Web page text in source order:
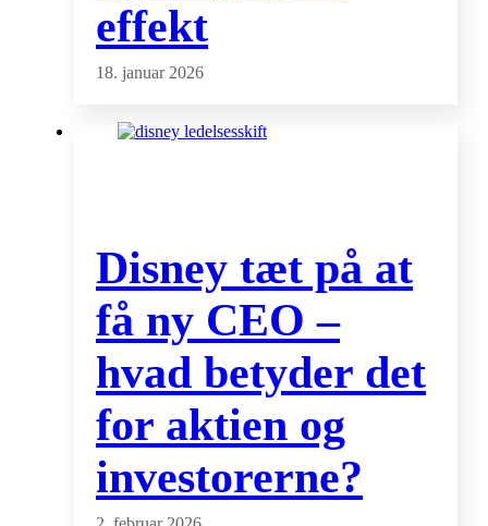
effekt
18. januar 2026
Disney tæt på at
få ny CEO –
hvad betyder det
for aktien og
investorerne?